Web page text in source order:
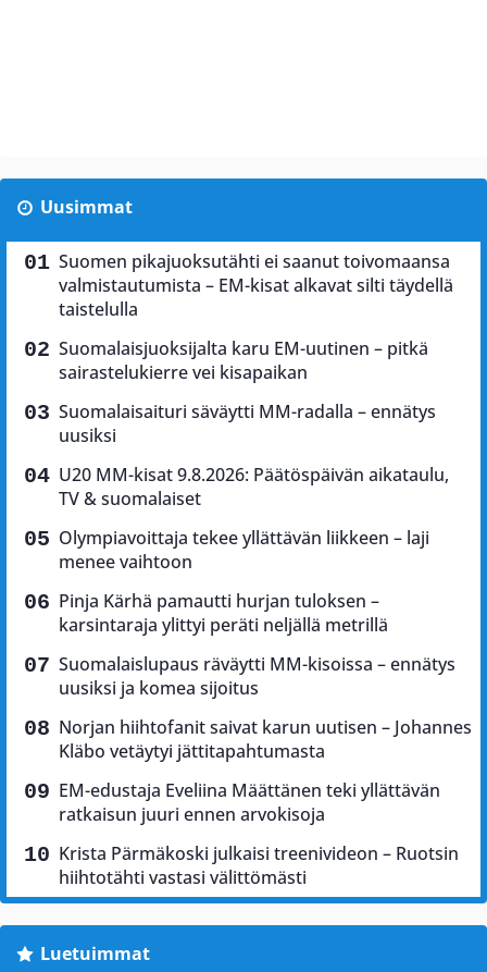
Uusimmat
Suomen pikajuoksutähti ei saanut toivomaansa
valmistautumista – EM-kisat alkavat silti täydellä
taistelulla
Suomalaisjuoksijalta karu EM-uutinen – pitkä
sairastelukierre vei kisapaikan
Suomalaisaituri säväytti MM-radalla – ennätys
uusiksi
U20 MM-kisat 9.8.2026: Päätöspäivän aikataulu,
TV & suomalaiset
Olympiavoittaja tekee yllättävän liikkeen – laji
menee vaihtoon
Pinja Kärhä pamautti hurjan tuloksen –
karsintaraja ylittyi peräti neljällä metrillä
Suomalaislupaus räväytti MM-kisoissa – ennätys
uusiksi ja komea sijoitus
Norjan hiihtofanit saivat karun uutisen – Johannes
Kläbo vetäytyi jättitapahtumasta
EM-edustaja Eveliina Määttänen teki yllättävän
ratkaisun juuri ennen arvokisoja
Krista Pärmäkoski julkaisi treenivideon – Ruotsin
hiihtotähti vastasi välittömästi
Luetuimmat